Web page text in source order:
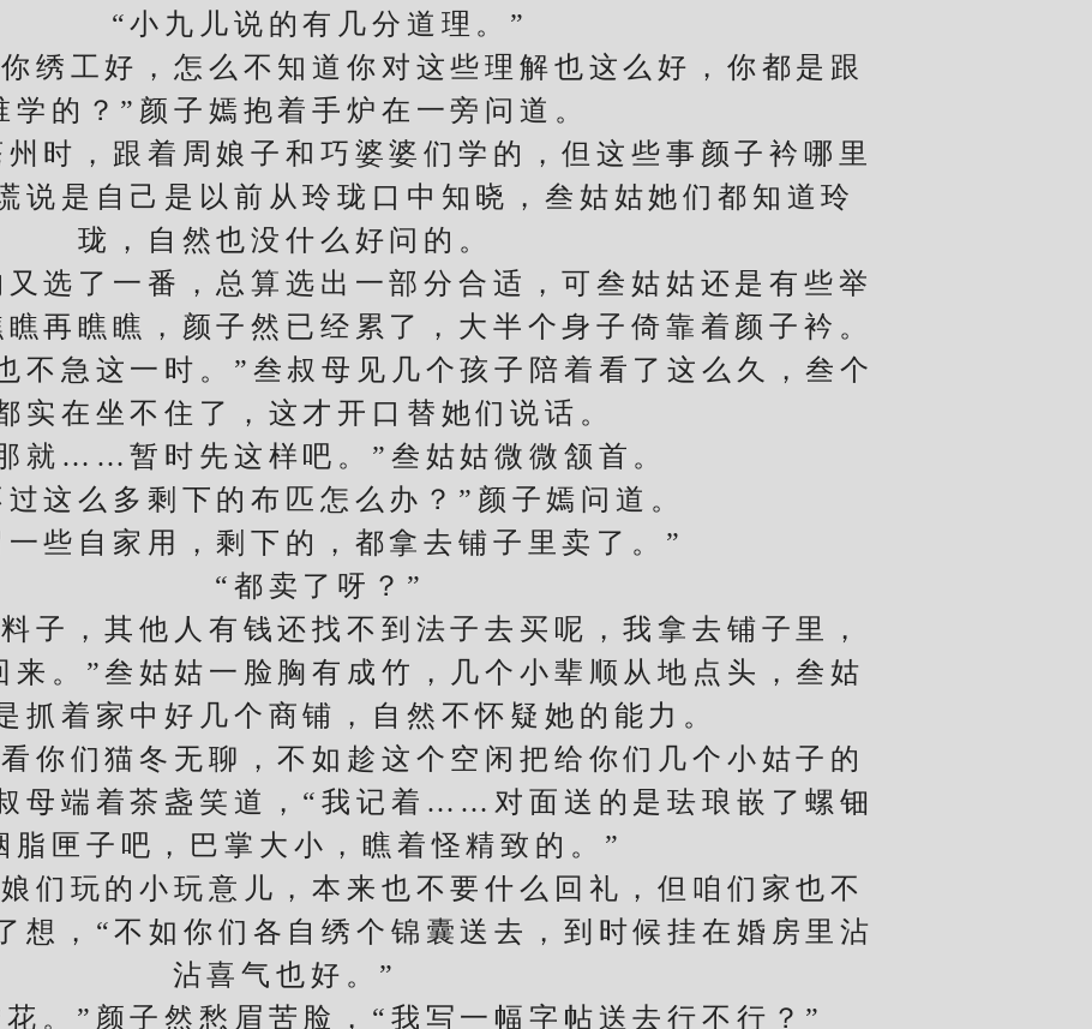
“小九儿说的有几分道理。”
工好，怎么不知道你对这些理解也这么好，你都是跟
学的？”颜子嫣抱着手炉在一旁问道。
，跟着周娘子和巧婆婆们学的，但这些事颜子衿哪里
说是自己是以前从玲珑口中知晓，叁姑姑她们都知道玲
珑，自然也没什么好问的。
了一番，总算选出一部分合适，可叁姑姑还是有些举
再瞧瞧，颜子然已经累了，大半个身子倚靠着颜子衿。
急这一时。”叁叔母见几个孩子陪着看了这么久，叁个
实在坐不住了，这才开口替她们说话。
……暂时先这样吧。”叁姑姑微微颔首。
么多剩下的布匹怎么办？”颜子嫣问道。
自家用，剩下的，都拿去铺子里卖了。”
“都卖了呀？”
，其他人有钱还找不到法子去买呢，我拿去铺子里，
来。”叁姑姑一脸胸有成竹，几个小辈顺从地点头，叁姑
抓着家中好几个商铺，自然不怀疑她的能力。
们猫冬无聊，不如趁这个空闲把给你们几个小姑子的
母端着茶盏笑道，“我记着……对面送的是珐琅嵌了螺钿
脂匣子吧，巴掌大小，瞧着怪精致的。”
玩的小玩意儿，本来也不要什么回礼，但咱们家也不
想，“不如你们各自绣个锦囊送去，到时候挂在婚房里沾
沾喜气也好。”
”颜子然愁眉苦脸，“我写一幅字帖送去行不行？”